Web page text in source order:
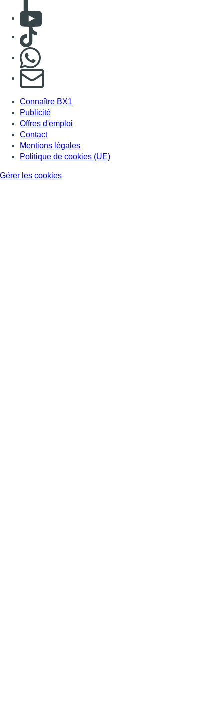
Consulter Youtube
Consulter TikTok
S'abonner à notre newsletter
Connaître BX1
Publicité
Offres d'emploi
Contact
Mentions légales
Politique de cookies (UE)
Gérer les cookies